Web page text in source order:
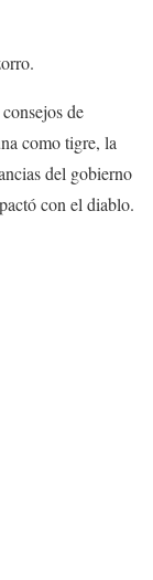
de
como tigre, la
del gobierno
con el diablo.